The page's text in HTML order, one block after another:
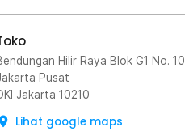
Hilir Raya Blok G1 No. 10
Pusat
Jakarta 10210
Lihat google maps